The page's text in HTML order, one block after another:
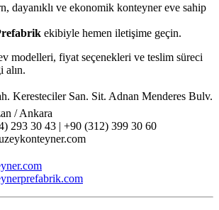
dayanıklı ve ekonomik konteyner eve sahip
ekibiyle hemen iletişime geçin.
modelleri, fiyat seçenekleri ve teslim süreci
alın.
Keresteciler San. Sit. Adnan Menderes Bulv.
/ Ankara
293 30 43 | +90 (312) 399 30 60